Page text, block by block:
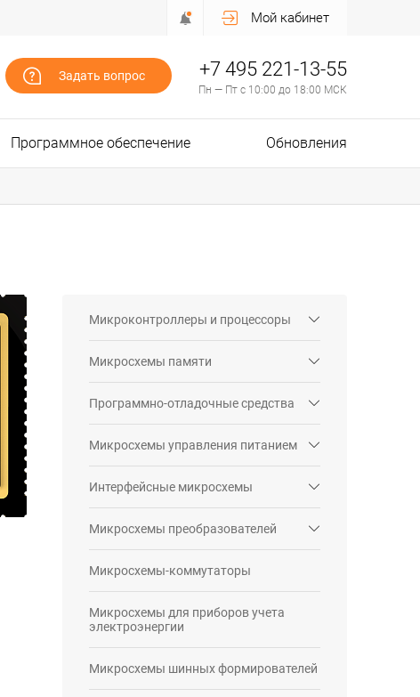
Мой кабинет
Задать вопрос +7 495 221-13-55
Пн — Пт с 10:00 до 18:00 МСК
Программное обеспечение Обновления
Микроконтроллеры и процессоры
Микросхемы памяти
Программно-отладочные средства
Микросхемы управления питанием
Интерфейсные микросхемы
Микросхемы преобразователей
Микросхемы-коммутаторы
Микросхемы для приборов учета
электроэнергии
Микросхемы шинных формирователей